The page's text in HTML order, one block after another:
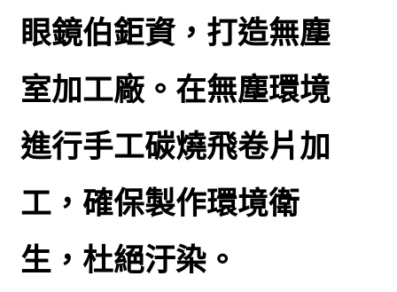
眼鏡伯鉅資，打造無塵
室加工廠。在無塵環境
進行手工碳燒飛卷片加
工，確保製作環境衛
生，杜絕汙染。